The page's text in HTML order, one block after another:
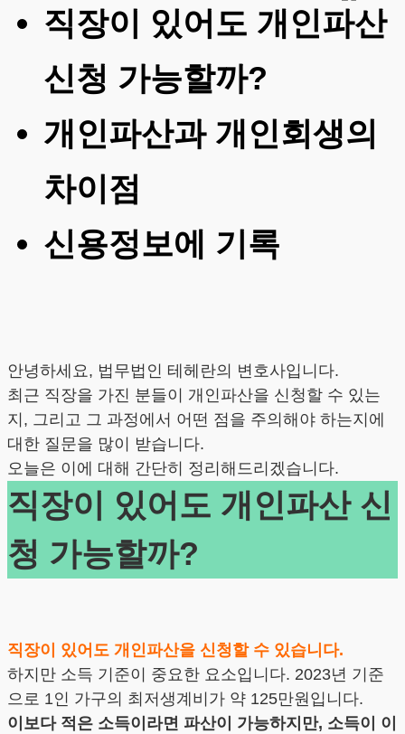
직장이 있어도 개인파산
신청 가능할까?
개인파산과 개인회생의
차이점
신용정보에 기록
안녕하세요, 법무법인 테헤란의 변호사입니다.
최근 직장을 가진 분들이 개인파산을 신청할 수 있는
지, 그리고 그 과정에서 어떤 점을 주의해야 하는지에
대한 질문을 많이 받습니다.
오늘은 이에 대해 간단히 정리해드리겠습니다.
직장이 있어도 개인파산 신
청 가능할까?
직장이 있어도 개인파산을 신청할 수 있습니다.
하지만 소득 기준이 중요한 요소입니다. 2023년 기준
으로 1인 가구의 최저생계비가 약 125만원입니다.
이보다 적은 소득이라면 파산이 가능하지만, 소득이 이